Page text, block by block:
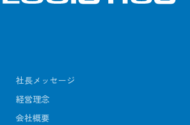
社長メッセージ
経営理念
会社概要